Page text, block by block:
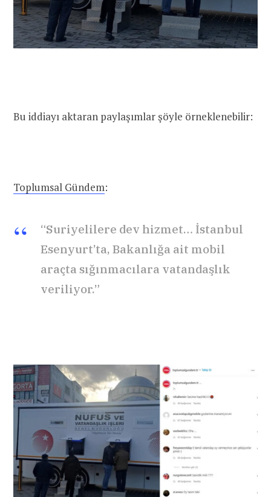
Bu iddiayı aktaran paylaşımlar şöyle örneklenebilir:
Toplumsal Gündem:
“Suriyelilere dev hizmet… İstanbul
Esenyurt’ta, Bakanlığa ait mobil
araçta sığınmacılara vatandaşlık
veriliyor.”